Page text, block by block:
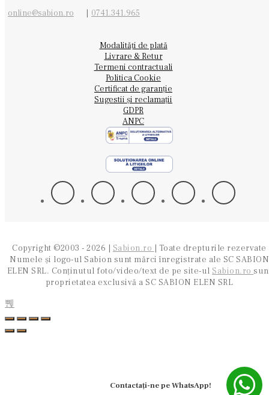
online@sabion.ro 0741.341.965
Modalități de plată
Livrare & Retur
Termeni contractuali
Politica Cookie
Certificat de garanție
Sugestii și reclamații
GDPR
ANPC
Copyright ©2003 - 2026 | Sabion.ro | Toate drepturile rezervate
Numele și logo-ul Sabion sunt mărci înregistrate ale SC SABION
ELEN SRL. Conținutul foto/video/text de pe site-ul Sabion.ro
proprietatea exclusivă a SC SABION ELEN SRL
Contactați-ne pe WhatsApp!